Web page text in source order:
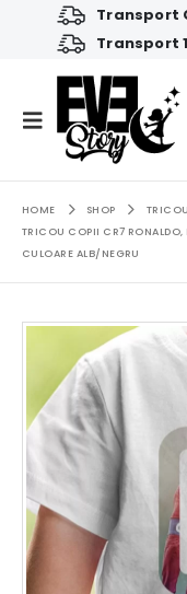
Transport
Transport
HOME SHOP
TRICOU COPII CR7 RONALDO,
CULOARE ALB/NEGRU